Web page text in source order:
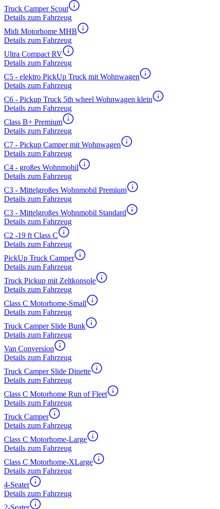
Truck Camper Scout
Details zum Fahrzeug
Midi Motorhome MHB
Details zum Fahrzeug
Ultra Compact RV
Details zum Fahrzeug
C5 - elektro PickUp Truck mit Wohnwagen
Details zum Fahrzeug
C6 - Pickup Truck 5th wheel Wohnwagen klein
Details zum Fahrzeug
Class B+ Premium
Details zum Fahrzeug
C7 - Pickup Camper mit Wohnwagen
Details zum Fahrzeug
C4 - großes Wohnmobil
Details zum Fahrzeug
C3 - Mittelgroßes Wohnmobil Premium
Details zum Fahrzeug
C3 - Mittelgroßes Wohnmobil Standard
Details zum Fahrzeug
C2 -19 ft Class C
Details zum Fahrzeug
PickUp Truck Camper
Details zum Fahrzeug
Truck Pickup mit Zeltkonsole
Details zum Fahrzeug
Class C Motorhome-Small
Details zum Fahrzeug
Truck Camper Slide Bunk
Details zum Fahrzeug
Van Conversion
Details zum Fahrzeug
Truck Camper Slide Dinette
Details zum Fahrzeug
Class C Motorhome Run of Fleet
Details zum Fahrzeug
Truck Camper
Details zum Fahrzeug
Class C Motorhome-Large
Details zum Fahrzeug
Class C Motorhome-XLarge
Details zum Fahrzeug
4-Seater
Details zum Fahrzeug
2-Seater